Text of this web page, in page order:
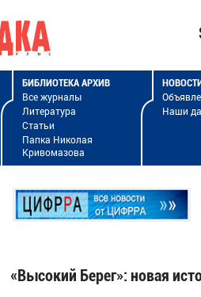
БИБЛИОТЕКА АРХИВ
Все журналы
Литература
Статьи
Папка Николая
Кривомазова
Наши
«Высокий Берег»: новая